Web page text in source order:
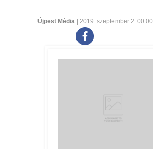
Újpest Média | 2019. szeptember 2. 00:00